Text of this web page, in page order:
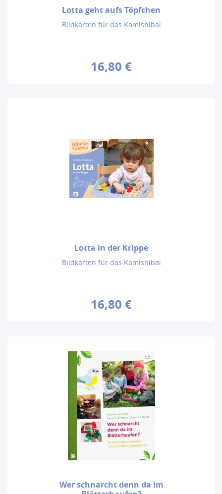
Lotta geht aufs Töpfchen
Bildkarten für das Kamishibai
16,80 €
Lotta in der Krippe
Bildkarten für das Kamishibai
16,80 €
Wer schnarcht denn da im